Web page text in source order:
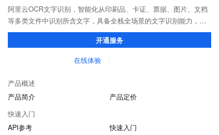
阿里云OCR文字识别，智能化从印刷品、卡证、票据、图片、文档
等多类文件中识别所含文字，具备全栈全场景的文字识别能力，可
充分满足客户的各种文字识别需求。
开通服务
在线体验
产品概述
产品简介
产品定价
快速入门
API参考
快速入门